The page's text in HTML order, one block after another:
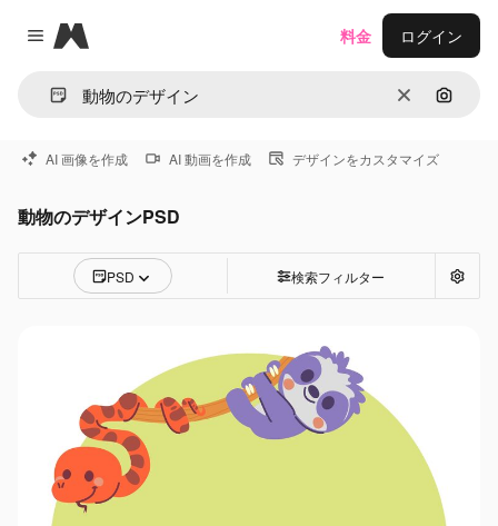
Close menu
Magnific
消去 画像で
料金 ログイン
AI 画像を作成 AI 動画を作成 デザインをカスタマイズ
動物のデザインPSD
PSD 検索フィルター